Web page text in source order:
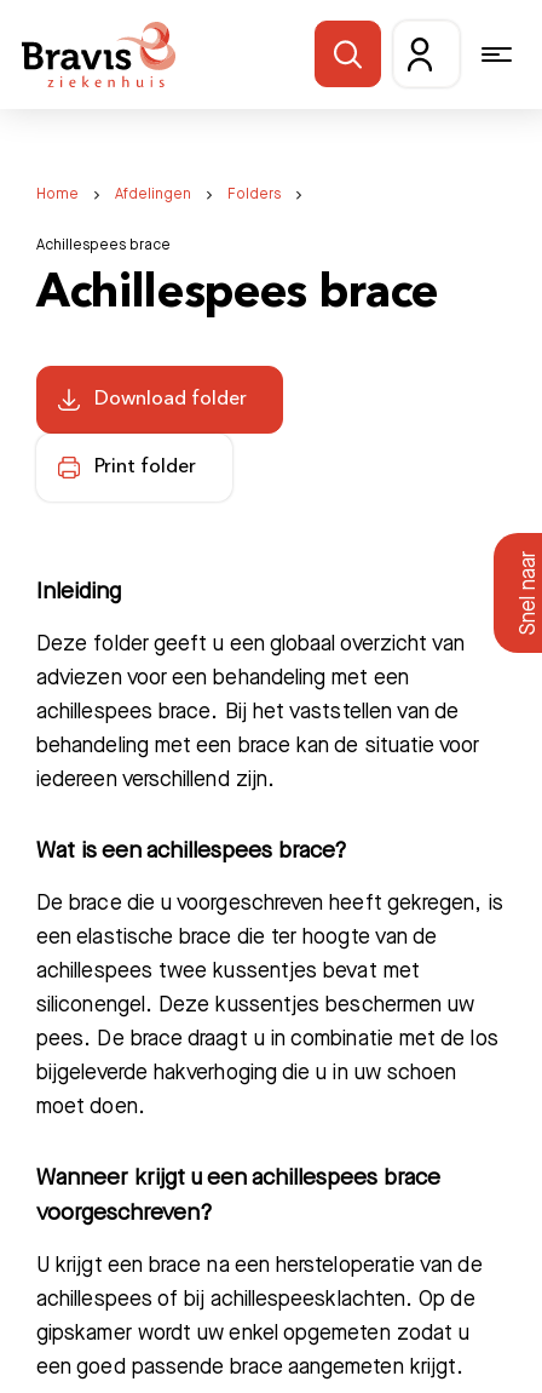
Home Afdelingen Folders
Achillespees brace
Achillespees brace
Download folder
Print folder
Inleiding
Deze folder geeft u een globaal overzicht van
adviezen voor een behandeling met een
achillespees brace. Bij het vaststellen van de
behandeling met een brace kan de situatie voor
iedereen verschillend zijn.
Wat is een achillespees brace?
De brace die u voorgeschreven heeft gekregen, is
een elastische brace die ter hoogte van de
achillespees twee kussentjes bevat met
siliconengel . Deze kussentjes beschermen uw
pees. De brace draagt u in combinatie met de los
bijgeleverde hakverhoging die u in uw schoen
moet doen.
Wanneer krijgt u een achillespees brace
voorgeschreven?
U krijgt een brace na een hersteloperatie van de
achillespees of bij achillespeesklachten. Op de
gipskamer wordt uw enkel opgemeten zodat u
een goed passende brace aangemeten krijgt.